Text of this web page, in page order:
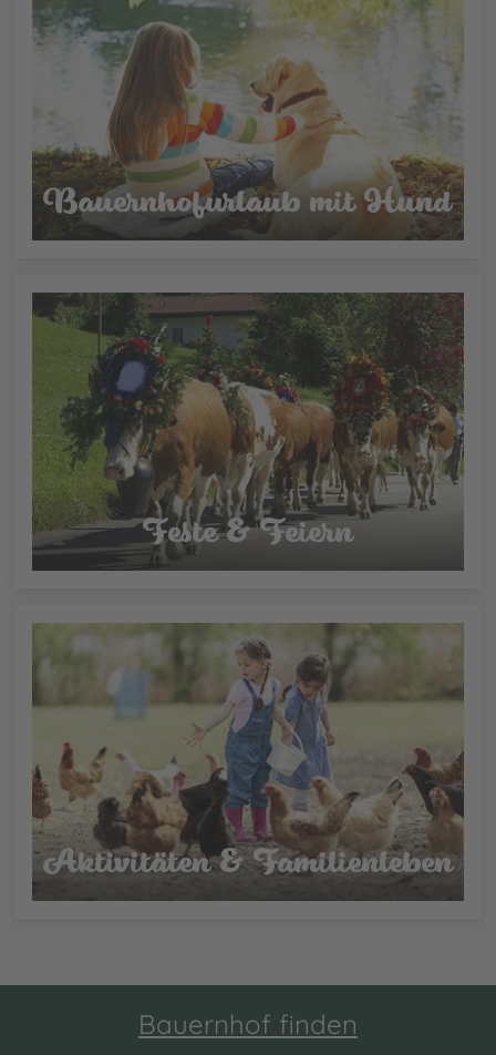
Bauernhofurlaub mit Hund
Feste & Feiern
Aktivitäten & Familienleben
Bauernhof finden